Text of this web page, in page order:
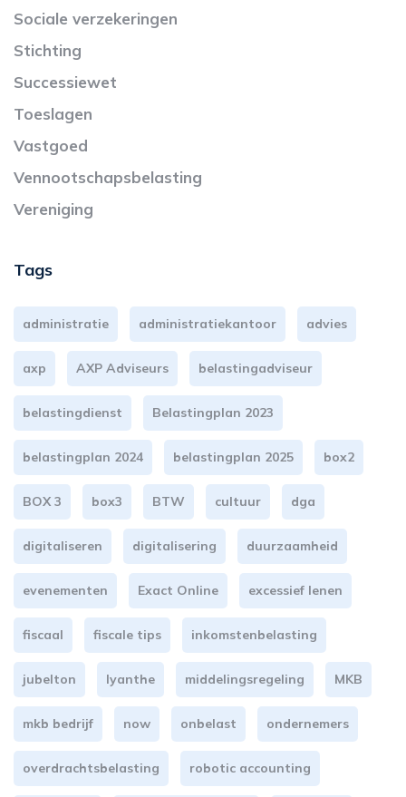
Sociale verzekeringen
Stichting
Successiewet
Toeslagen
Vastgoed
Vennootschapsbelasting
Vereniging
Tags
administratie administratiekantoor advies
axp AXP Adviseurs belastingadviseur
belastingdienst Belastingplan 2023
belastingplan 2024 belastingplan 2025 box2
BOX 3 box3 BTW cultuur dga
digitaliseren digitalisering duurzaamheid
evenementen Exact Online excessief lenen
fiscaal fiscale tips inkomstenbelasting
jubelton lyanthe middelingsregeling MKB
mkb bedrijf now onbelast ondernemers
overdrachtsbelasting robotic accounting